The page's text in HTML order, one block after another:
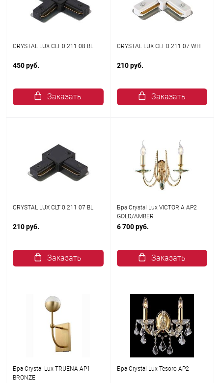
CRYSTAL LUX CLT 0.211 08 BL
450 руб.
Заказать
CRYSTAL LUX CLT 0.211 07 WH
210 руб.
Заказать
CRYSTAL LUX CLT 0.211 07 BL
210 руб.
Заказать
Бра Crystal Lux VICTORIA AP2
GOLD/AMBER
6 700 руб.
Заказать
Бра Crystal Lux TRUENA AP1
BRONZE
Бра Crystal Lux Tesoro AP2